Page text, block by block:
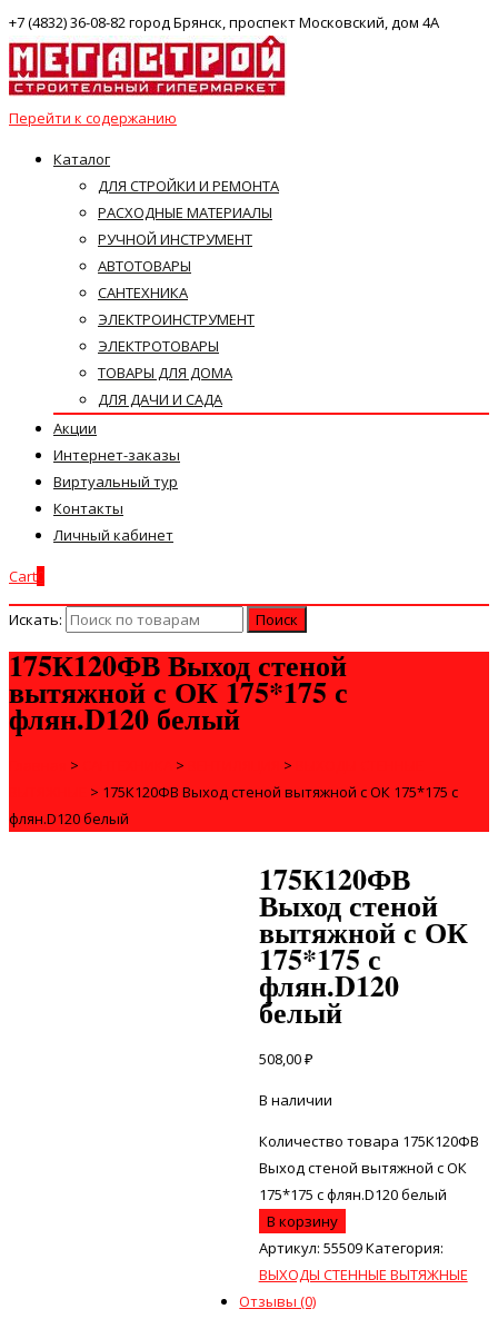
+7 (4832) 36-08-82 город Брянск, проспект Московский, дом 4А
Перейти к содержанию
Каталог
ДЛЯ СТРОЙКИ И РЕМОНТА
РАСХОДНЫЕ МАТЕРИАЛЫ
РУЧНОЙ ИНСТРУМЕНТ
АВТОТОВАРЫ
САНТЕХНИКА
ЭЛЕКТРОИНСТРУМЕНТ
ЭЛЕКТРОТОВАРЫ
ТОВАРЫ ДЛЯ ДОМА
ДЛЯ ДАЧИ И САДА
Акции
Интернет-заказы
Виртуальный тур
Контакты
Личный кабинет
Cart
Искать:
175К120ФВ Выход стеной
вытяжной с ОК 175*175 с
флян.D120 белый
> > >
> 175К120ФВ Выход стеной вытяжной с ОК 175*175 с
флян.D120 белый
175К120ФВ
Выход стеной
вытяжной с ОК
175*175 с
флян.D120
белый
508,00₽
В наличии
Количество товара 175К120ФВ
Выход стеной вытяжной с ОК
175*175 с флян.D120 белый
В корзину
Артикул: 55509Категория:
ВЫХОДЫ СТЕННЫЕ ВЫТЯЖНЫЕ
Отзывы (0)